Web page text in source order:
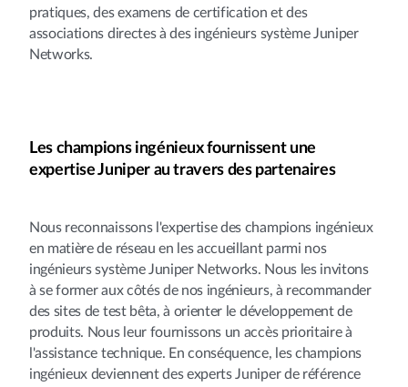
pratiques, des examens de certification et des
associations directes à des ingénieurs système Juniper
Networks.
Les champions ingénieux fournissent une
expertise Juniper au travers des partenaires
Nous reconnaissons l'expertise des champions ingénieux
en matière de réseau en les accueillant parmi nos
ingénieurs système Juniper Networks. Nous les invitons
à se former aux côtés de nos ingénieurs, à recommander
des sites de test bêta, à orienter le développement de
produits. Nous leur fournissons un accès prioritaire à
l'assistance technique. En conséquence, les champions
ingénieux deviennent des experts Juniper de référence